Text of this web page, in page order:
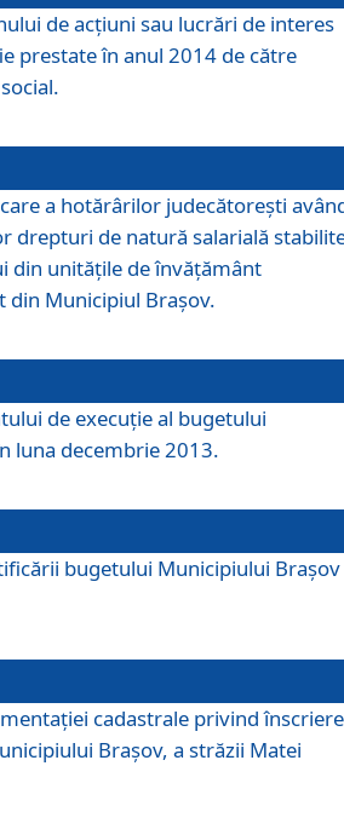
de acţiuni sau lucrări de interes
prestate în anul 2014 de către
a hotărârilor judecătoreşti
drepturi de natură salarială
din unităţile de învăţământ
din Municipiul Braşov.
de execuţie al bugetului
luna decembrie 2013.
bugetului Municipiului Braşov
cadastrale privind
Braşov, a străzii Matei